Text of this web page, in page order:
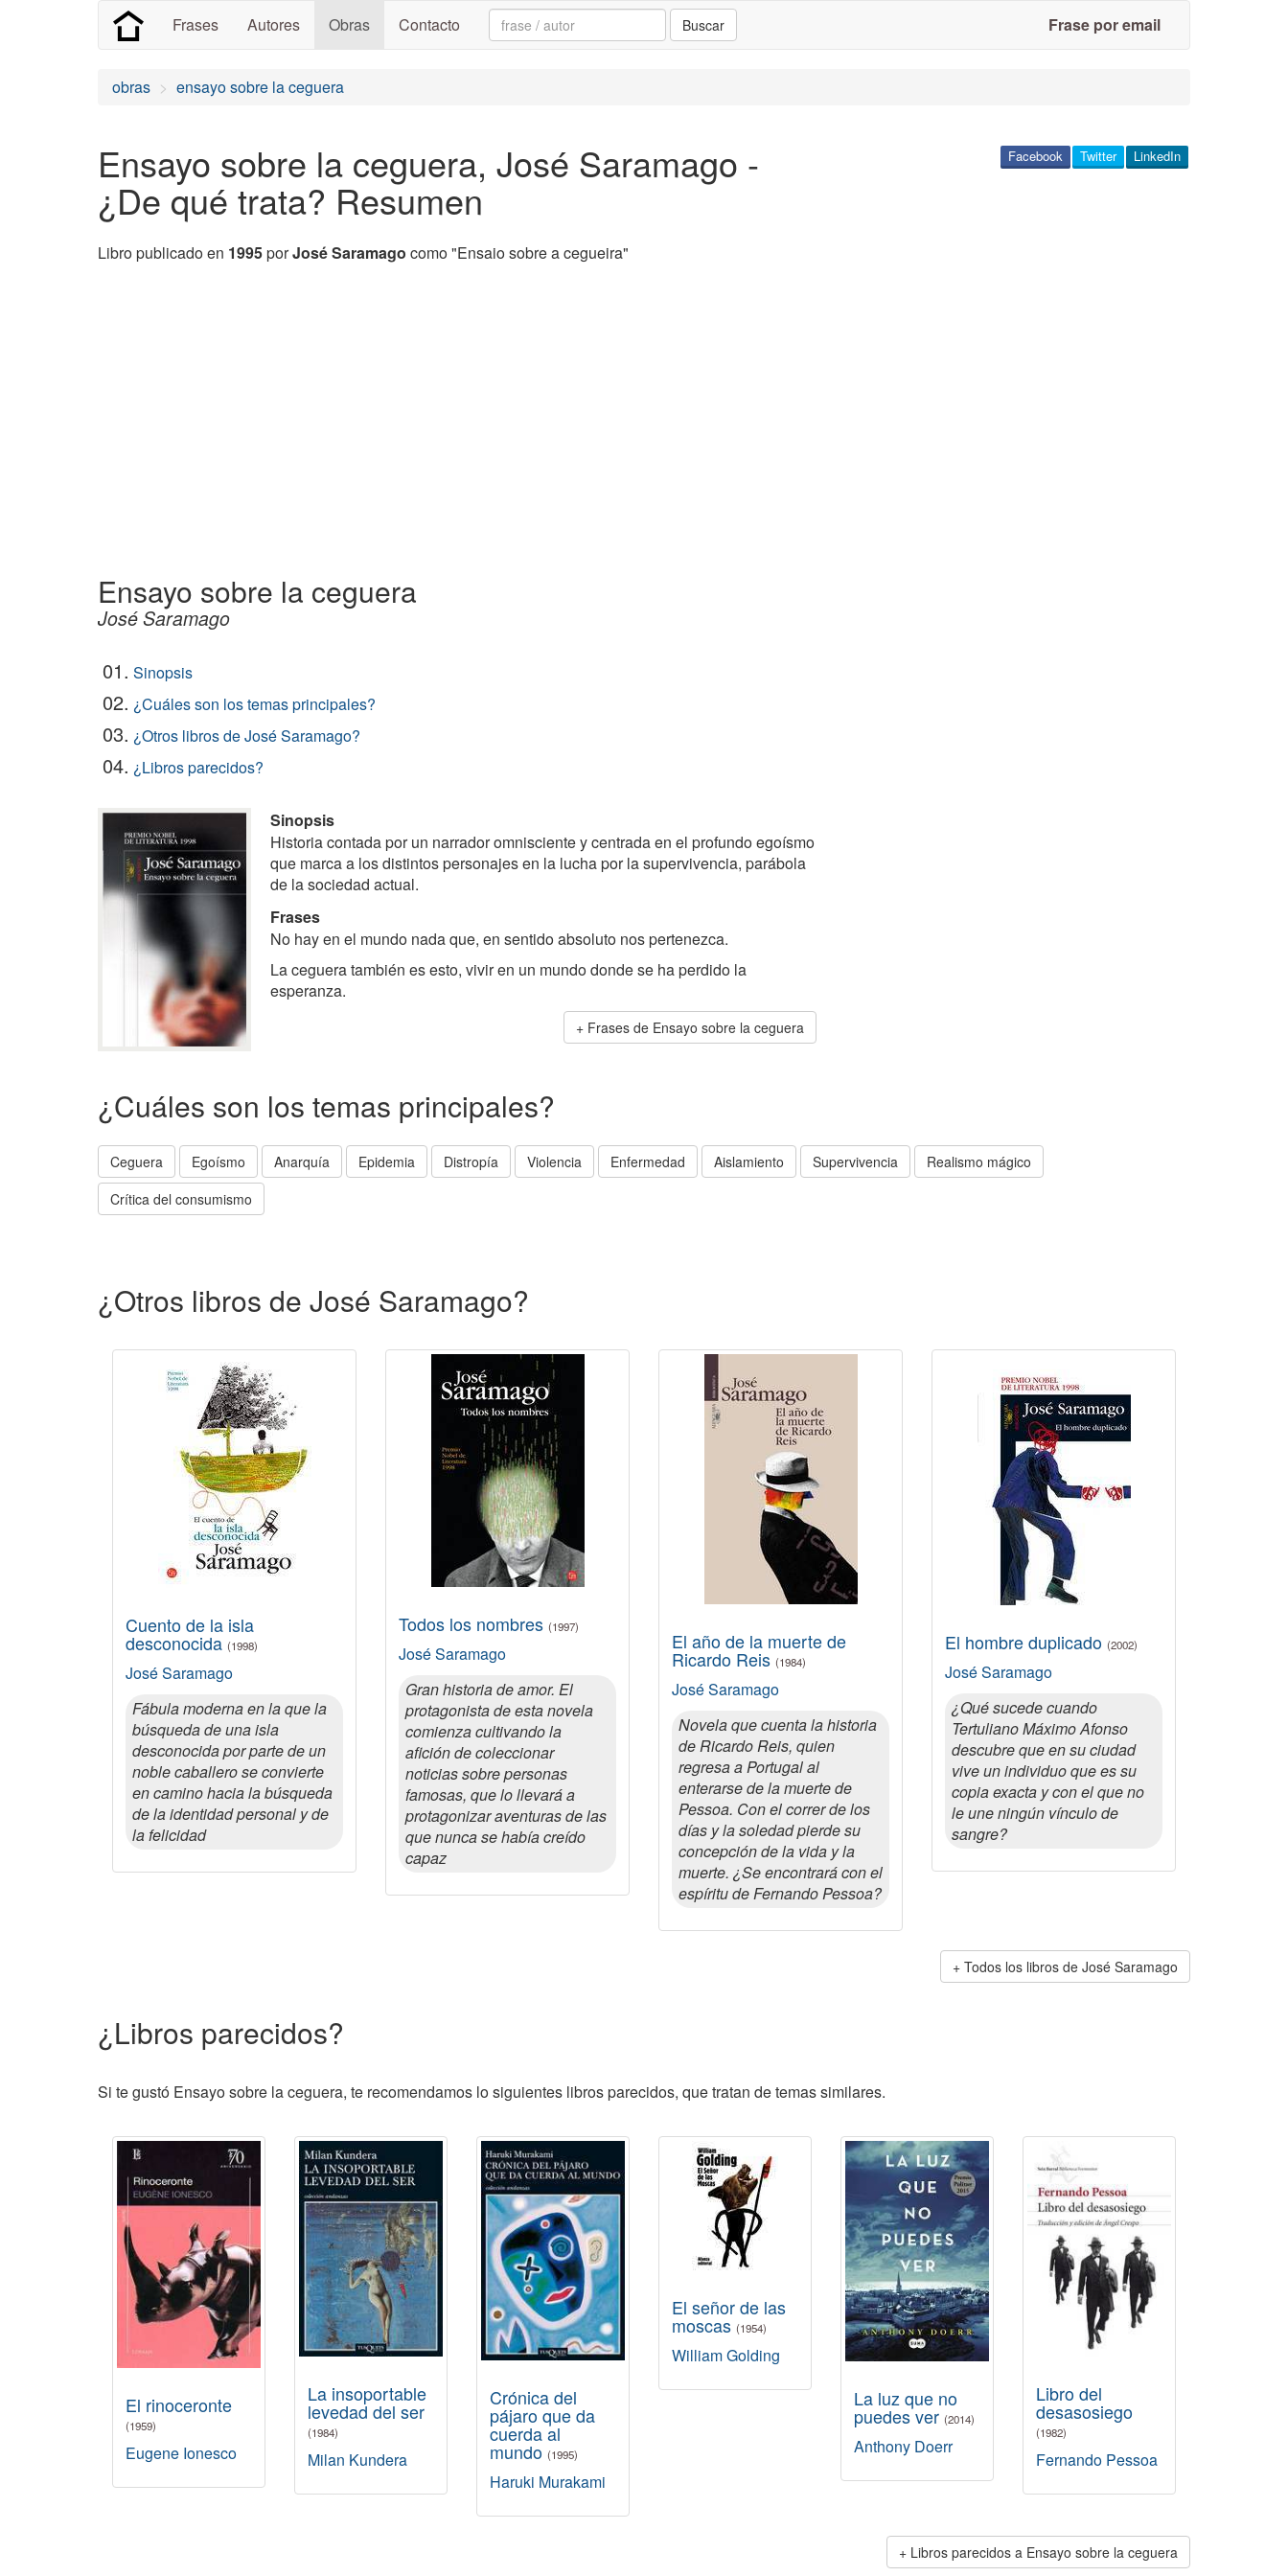
Frases Autores Obras Contacto Search: Buscar Frase por email
obras ensayo sobre la ceguera
Ensayo sobre la ceguera, José Saramago -
¿De qué trata? Resumen
Libro publicado en 1995porJosé Saramago como "Ensaio sobre a cegueira"
LinkedIn
Twitter
Facebook
Ensayo sobre la ceguera
José Saramago
01. Sinopsis
02. ¿Cuáles son los temas principales?
03. ¿Otros libros de José Saramago?
04. ¿Libros parecidos?
Sinopsis
Historia contada por un narrador omnisciente y centrada en el profundo egoísmo
que marca a los distintos personajes en la lucha por la supervivencia, parábola
de la sociedad actual.
Frases
No hay en el mundo nada que, en sentido absoluto nos pertenezca.
La ceguera también es esto, vivir en un mundo donde se ha perdido la
esperanza.
Frases de Ensayo sobre la ceguera
¿Cuáles son los temas principales?
Ceguera Egoísmo Anarquía Epidemia Distropía Violencia Enfermedad Aislamiento Supervivencia
Realismo mágico
Crítica del consumismo
¿Otros libros de José Saramago?
Cuento de la isla
desconocida (1998)
José Saramago
Fábula moderna en la que la
búsqueda de una isla
desconocida por parte de un
noble caballero se convierte
en camino hacia la búsqueda
de la identidad personal y de
la felicidad
Todos los nombres (1997)
José Saramago
Gran historia de amor. El
protagonista de esta novela
comienza cultivando la
afición de coleccionar
noticias sobre personas
famosas, que lo llevará a
protagonizar aventuras de las
que nunca se había creído
capaz
El año de la muerte de
Ricardo Reis (1984)
José Saramago
Novela que cuenta la historia
de Ricardo Reis, quien
regresa a Portugal al
enterarse de la muerte de
Pessoa. Con el correr de los
días y la soledad pierde su
concepción de la vida y la
muerte. ¿Se encontrará con el
espíritu de Fernando Pessoa?
El hombre duplicado (2002)
José Saramago
¿Qué sucede cuando
Tertuliano Máximo Afonso
descubre que en su ciudad
vive un individuo que es su
copia exacta y con el que no
le une ningún vínculo de
sangre?
Todos los libros de José Saramago
¿Libros parecidos?
Si te gustó Ensayo sobre la ceguera, te recomendamos lo siguientes libros parecidos, que tratan de temas similares.
El rinoceronte
(1959)
Eugene Ionesco
La insoportable
levedad del ser
(1984)
Milan Kundera
Crónica del
pájaro que da
cuerda al
mundo (1995)
Haruki Murakami
El señor de las
moscas (1954)
William Golding
La luz que no
puedes ver (2014)
Anthony Doerr
Libro del
desasosiego
(1982)
Fernando Pessoa
Libros parecidos a Ensayo sobre la ceguera